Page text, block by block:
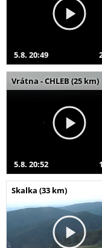
5.8. 20:49
Vrátna - CHLEB (25 km)
5.8. 20:52
Skalka (33 km)